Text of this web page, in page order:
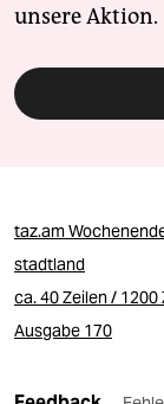
unsere Aktion.
taz.am
stadtland
ca. 40 Zeilen / 1200
Ausgabe 170